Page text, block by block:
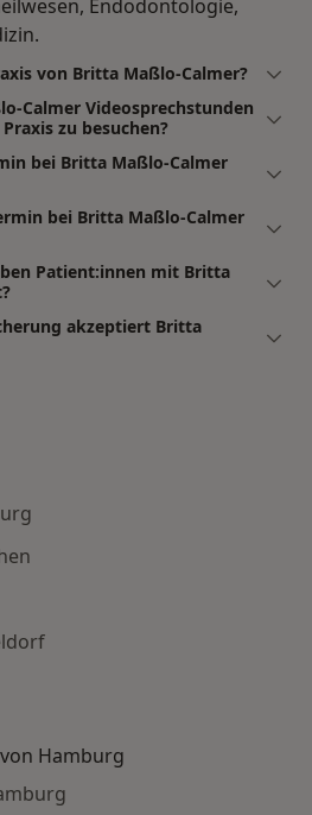
Endodontologie,
von Britta Maßlo-Calmer?
Calmer Videosprechstunden
zu besuchen?
bei Britta Maßlo-Calmer
bei Britta Maßlo-Calmer
Patient:innen mit Britta
akzeptiert Britta
Hamburg